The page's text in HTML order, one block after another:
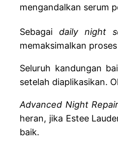
mengandalkan serum
Sebagaidaily night
memaksimalkan
Seluruh kandungan
setelah diaplikasikan.
Advanced Night
heran, jika Estee
baik.